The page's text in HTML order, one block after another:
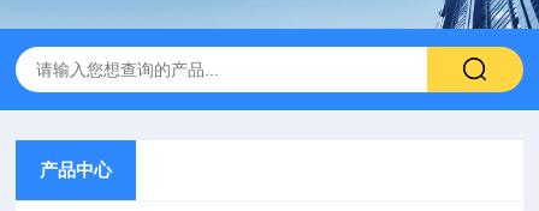
产品中心